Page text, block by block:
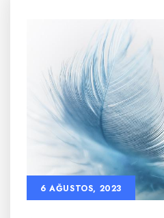
6 AĞUSTOS, 2023